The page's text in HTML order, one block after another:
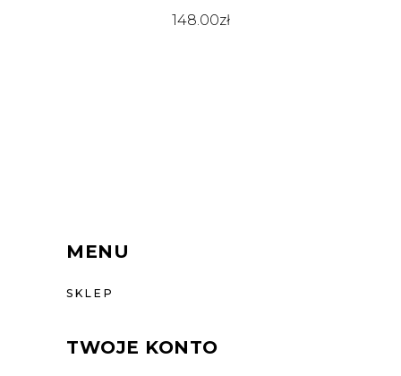
148.00zł
MENU
SKLEP
TWOJE KONTO